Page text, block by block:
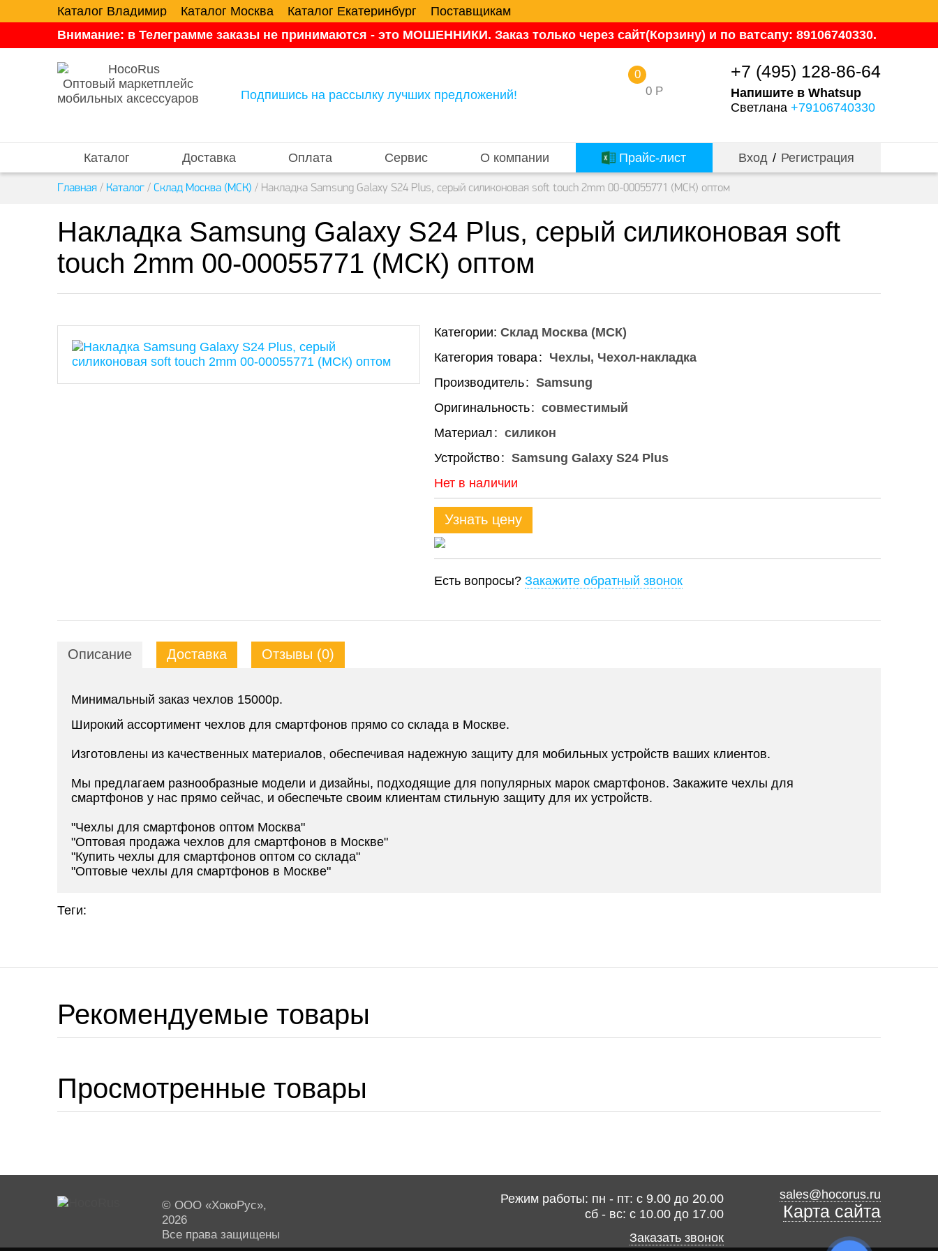
Каталог Владимир Каталог Москва Каталог Екатеринбург
Поставщикам
Внимание: в Телеграмме заказы не принимаются - это МОШЕННИКИ. Заказ только через сайт(Корзину) и по ватсапу: 89106740330.
Оптовый маркетплейс
мобильных аксессуаров
Подпишись на рассылку лучших предложений! 0 Р
0 +7 (495) 128-86-64
Напишите в Whatsup
Светлана +79106740330
Каталог Доставка Оплата Сервис О компании Прайс-лист Вход / Регистрация
Главная / Каталог / Склад Москва (МСК) / Накладка Samsung Galaxy S24 Plus, серый силиконовая soft touch 2mm 00-00055771 (МСК) оптом
Накладка Samsung Galaxy S24 Plus, серый силиконовая soft
touch 2mm 00-00055771 (МСК) оптом
Категории: Склад Москва (МСК)
Категория товара
Чехлы, Чехол-накладка
Производитель Samsung
Оригинальность совместимый
Материал силикон
Устройство Samsung Galaxy S24 Plus
Нет в наличии
Узнать цену
Есть вопросы? Закажите обратный звонок
Описание Доставка Отзывы (0)
Минимальный заказ чехлов 15000р.
Широкий ассортимент чехлов для смартфонов прямо со склада в Москве.
Изготовлены из качественных материалов, обеспечивая надежную защиту для мобильных устройств ваших клиентов.
Мы предлагаем разнообразные модели и дизайны, подходящие для популярных марок смартфонов. Закажите чехлы для
смартфонов у нас прямо сейчас, и обеспечьте своим клиентам стильную защиту для их устройств.
"Чехлы для смартфонов оптом Москва"
"Оптовая продажа чехлов для смартфонов в Москве"
"Купить чехлы для смартфонов оптом со склада"
"Оптовые чехлы для смартфонов в Москве"
Теги:
Рекомендуемые товары
Просмотренные товары
© ООО «ХокоРус»,
2026
Все права защищены
Режим работы: пн - пт: с 9.00 до 20.00
сб - вс: с 10.00 до 17.00
Заказать звонок
sales@hocorus.ru
Карта сайта